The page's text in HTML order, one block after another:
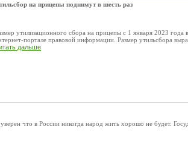
на прицепы поднимут в шесть раз
утилизационного сбора на прицепы с 1 января 2023
портале правовой информации. Размер утильсбора
дальше
что в России никогда народ жить хорошо не будет.